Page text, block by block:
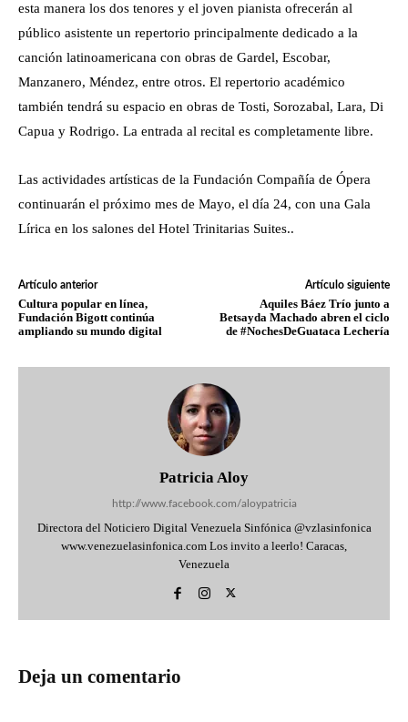
esta manera los dos tenores y el joven pianista ofrecerán al
público asistente un repertorio principalmente dedicado a la
canción latinoamericana con obras de Gardel, Escobar,
Manzanero, Méndez, entre otros. El repertorio académico
también tendrá su espacio en obras de Tosti, Sorozabal, Lara, Di
Capua y Rodrigo. La entrada al recital es completamente libre.
Las actividades artísticas de la Fundación Compañía de Ópera
continuarán el próximo mes de Mayo, el día 24, con una Gala
Lírica en los salones del Hotel Trinitarias Suites..
Artículo anterior
Cultura popular en línea,
Fundación Bigott continúa
ampliando su mundo digital
Artículo siguiente
Aquiles Báez Trío junto a
Betsayda Machado abren el ciclo
de #NochesDeGuataca Lechería
Patricia Aloy
http://www.facebook.com/aloypatricia
Directora del Noticiero Digital Venezuela Sinfónica @vzlasinfonica
www.venezuelasinfonica.com Los invito a leerlo! Caracas,
Venezuela
Deja un comentario